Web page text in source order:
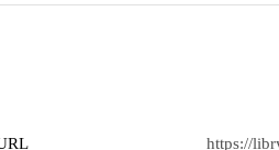
https://